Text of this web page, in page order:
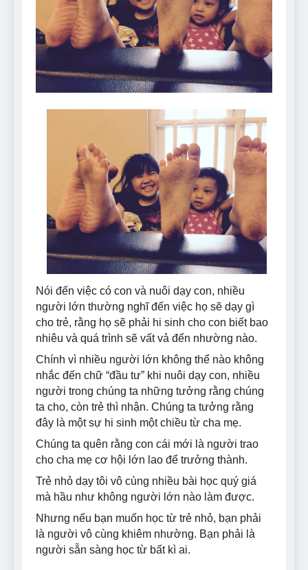
Can Bulldogs Play Fetch?
And How to Train Them!
7 Năm Ago
How Often Do I Need to
Groom My Bulldog
7 Năm Ago
Nói đến việc có con và nuôi dạy con, nhiều
người lớn thường nghĩ đến việc họ sẽ dạy gì
cho trẻ, rằng họ sẽ phải hi sinh cho con biết bao
nhiêu và quá trình sẽ vất vả đến nhường nào.
Chính vì nhiều người lớn không thể nào không
nhắc đến chữ “đầu tư” khi nuôi dạy con, nhiều
người trong chúng ta những tưởng rằng chúng
ta cho, còn trẻ thì nhận. Chúng ta tưởng rằng
đây là một sự hi sinh một chiều từ cha mẹ.
Chúng ta quên rằng con cái mới là người trao
cho cha mẹ cơ hội lớn lao để trưởng thành.
Trẻ nhỏ dạy tôi vô cùng nhiều bài học quý giá
mà hầu như không người lớn nào làm được.
Nhưng nếu bạn muốn học từ trẻ nhỏ, bạn phải
là người vô cùng khiêm nhường. Bạn phải là
người sẵn sàng học từ bất kì ai.